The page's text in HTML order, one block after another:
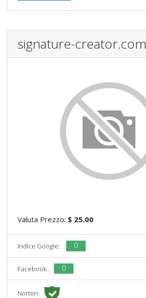
signature-creator.com
Valuta Prezzo: $ 25.00
Indice Google: 0
Facebook: 0
Norton: